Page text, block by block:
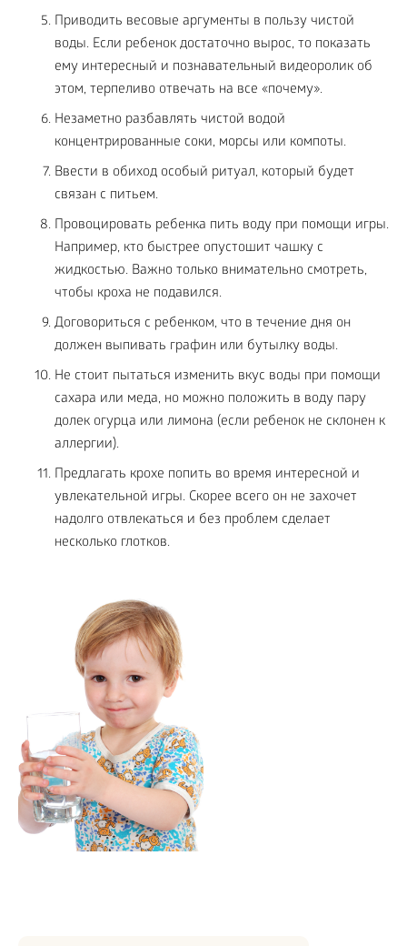
Приводить весовые аргументы в пользу чистой
воды. Если ребенок достаточно вырос, то показать
ему интересный и познавательный видеоролик об
этом, терпеливо отвечать на все «почему».
Незаметно разбавлять чистой водой
концентрированные соки, морсы или компоты.
Ввести в обиход особый ритуал, который будет
связан с питьем.
Провоцировать ребенка пить воду при помощи игры.
Например, кто быстрее опустошит чашку с
жидкостью. Важно только внимательно смотреть,
чтобы кроха не подавился.
Договориться с ребенком, что в течение дня он
должен выпивать графин или бутылку воды.
Не стоит пытаться изменить вкус воды при помощи
сахара или меда, но можно положить в воду пару
долек огурца или лимона (если ребенок не склонен к
аллергии).
Предлагать крохе попить во время интересной и
увлекательной игры. Скорее всего он не захочет
надолго отвлекаться и без проблем сделает
несколько глотков.